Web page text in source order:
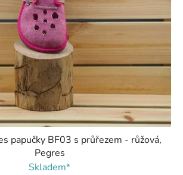
papučky BF03 s průřezem - růžová,
Pegres
Skladem*